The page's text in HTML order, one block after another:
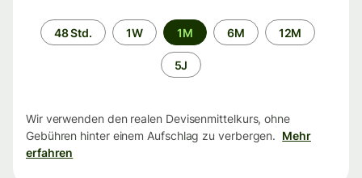
Zeitraum
48 Std. 1W 1M 6M 12M
5J
Wir verwenden den realen Devisenmittelkurs, ohne
Gebühren hinter einem Aufschlag zu verbergen. Mehr
erfahren